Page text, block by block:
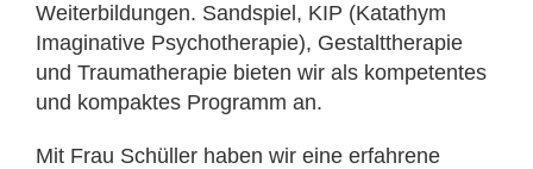
Weiterbildungen. Sandspiel, KIP (Katathym
Imaginative Psychotherapie), Gestalttherapie
und Traumatherapie bieten wir als kompetentes
und kompaktes Programm an.
Mit Frau Schüller haben wir eine erfahrene